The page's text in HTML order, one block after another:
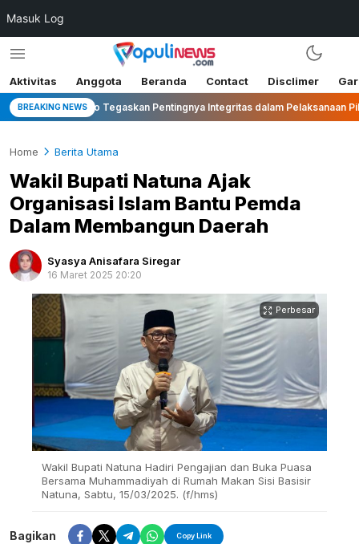
Masuk Log
Aktivitas Anggota Beranda Contact Disclimer
BREAKING NEWS
Wonosobo Tegaskan Pentingnya Integritas dalam Pelaksanaan Pilkades
Home Berita Utama
Wakil Bupati Natuna Ajak
Organisasi Islam Bantu Pemda
Dalam Membangun Daerah
Syasya Anisafara Siregar
16 Maret 2025 20:20
Perbesar
Wakil Bupati Natuna Hadiri Pengajian dan Buka Puasa
Bersama Muhammadiyah di Rumah Makan Sisi Basisir
Natuna, Sabtu, 15/03/2025. (f/hms)
Bagikan Copy Link